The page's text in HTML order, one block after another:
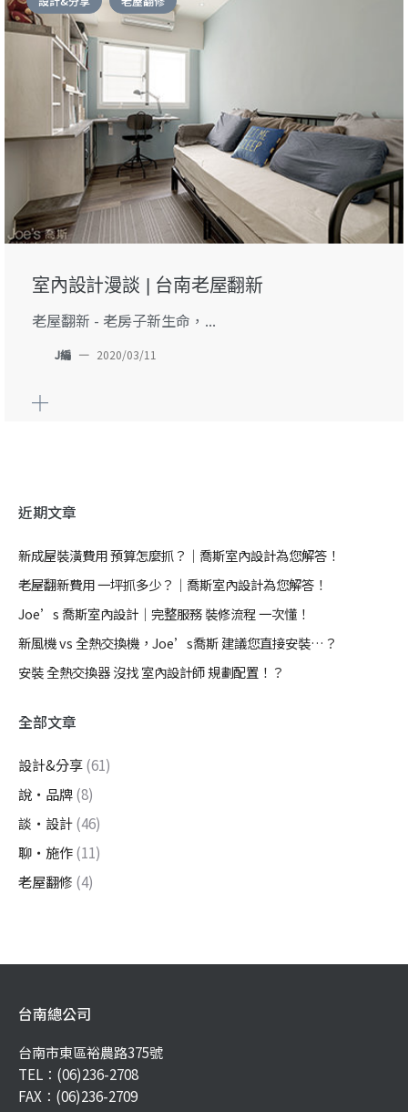
室內設計漫談 | 台南老屋翻新
老屋翻新 - 老房子新生命，...
J編 — 2020/03/11
近期文章
新成屋裝潢費用 預算怎麼抓？｜喬斯室內設計為您解答！
老屋翻新費用 一坪抓多少？｜喬斯室內設計為您解答！
Joe’s 喬斯室內設計｜完整服務 裝修流程 一次懂！
新風機 vs 全熱交換機，Joe’s喬斯 建議您直接安裝…？
安裝 全熱交換器 沒找 室內設計師 規劃配置！？
全部文章
設計&分享(61)
說・品牌(8)
談・設計(46)
聊・施作(11)
老屋翻修 (4)
台南總公司
台南市東區裕農路375號
TEL： (06)236-2708
FAX：(06)236-2709